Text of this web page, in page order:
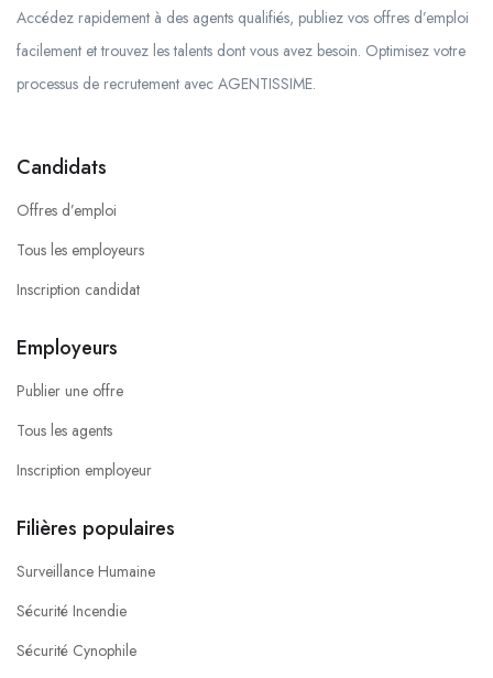
Accédez rapidement à des agents qualifiés, publiez vos offres d’emploi
facilement et trouvez les talents dont vous avez besoin. Optimisez votre
processus de recrutement avec AGENTISSIME.
Candidats
Offres d’emploi
Tous les employeurs
Inscription candidat
Employeurs
Publier une offre
Tous les agents
Inscription employeur
Filières populaires
Surveillance Humaine
Sécurité Incendie
Sécurité Cynophile